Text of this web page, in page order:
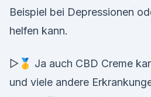
Beispiel bei Depressionen
helfen kann.
▷🥇 Ja auch CBD Creme
und viele andere